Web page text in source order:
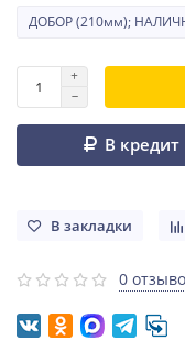
ДОБОР (210мм);
В кредит
В закладки
0